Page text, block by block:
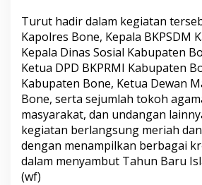
n
a
i
H
i
j
a
h
d
e
n
g
Turut hadir dalam kegiatan
Kapolres Bone, Kepala BKPSDM
Kepala Dinas Sosial Kabupaten
Ketua DPD BKPRMI Kabupaten
Kabupaten Bone, Ketua Dewan
Bone, serta sejumlah tokoh
masyarakat, dan undangan
kegiatan berlangsung meriah
dengan menampilkan berbagai
dalam menyambut Tahun Baru
(wf)